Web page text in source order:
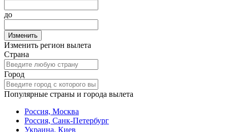
до
Изменить
Изменить регион вылета
Страна
Город
Популярные страны и города вылета
Россия, Москва
Россия, Санк-Петербург
Украина, Киев